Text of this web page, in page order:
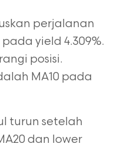
perjalanan
yield 4.309%.
posisi.
MA10 pada
turun setelah
dan lower